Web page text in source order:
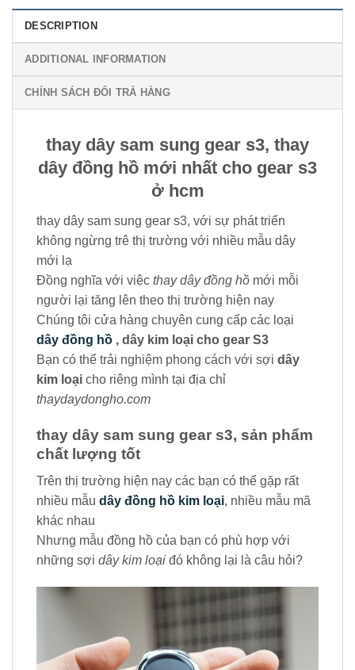
DESCRIPTION
ADDITIONAL INFORMATION
CHÍNH SÁCH ĐỔI TRẢ HÀNG
thay dây sam sung gear s3, thay
dây đồng hồ mới nhất cho gear s3
ở hcm
thay dây sam sung gear s3, với sự phát triển
không ngừng trê thị trường với nhiều mẫu dây
mới lạ
Đồng nghĩa với việc thay dây đồng hồ mới mỗi
người lại tăng lên theo thị trường hiện nay
Chúng tôi cửa hàng chuyên cung cấp các loại
dây đồng hồ , dây kim loại cho gear S3
Bạn có thể trải nghiệm phong cách với sợi dây
kim loại cho riêng mình tại địa chỉ
thaydaydongho.com
thay dây sam sung gear s3, sản phẩm
chất lượng tốt
Trên thị trường hiện nay các bạn có thể gặp rất
nhiều mẫu dây đồng hồ kim loại, nhiều mẫu mã
khác nhau
Nhưng mẫu đồng hồ của bạn có phù hợp với
những sợi dây kim loại đó không lại là câu hỏi?